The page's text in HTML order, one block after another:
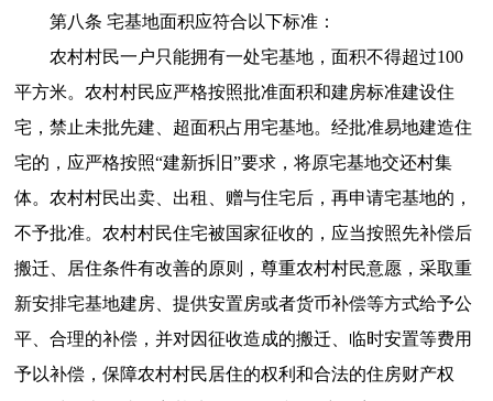
第八条 宅基地面积应符合以下标准：
农村村民一户只能拥有一处宅基地，面积不得超过100
平方米。农村村民应严格按照批准面积和建房标准建设住
宅，禁止未批先建、超面积占用宅基地。经批准易地建造住
宅的，应严格按照“建新拆旧”要求，将原宅基地交还村集
体。农村村民出卖、出租、赠与住宅后，再申请宅基地的，
不予批准。农村村民住宅被国家征收的，应当按照先补偿后
搬迁、居住条件有改善的原则，尊重农村村民意愿，采取重
新安排宅基地建房、提供安置房或者货币补偿等方式给予公
平、合理的补偿，并对因征收造成的搬迁、临时安置等费用
予以补偿，保障农村村民居住的权利和合法的住房财产权